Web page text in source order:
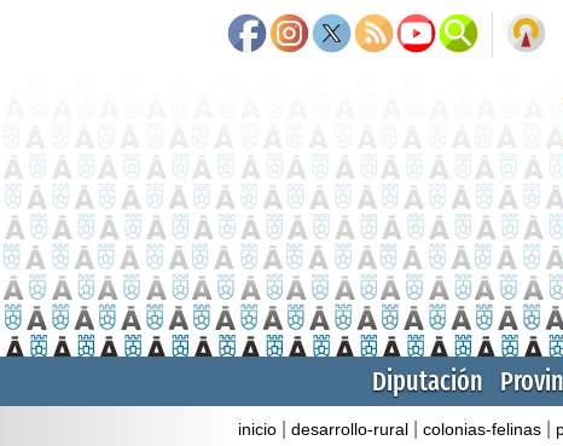
Diputación
inicio desarrollo-rural colonias-felinas